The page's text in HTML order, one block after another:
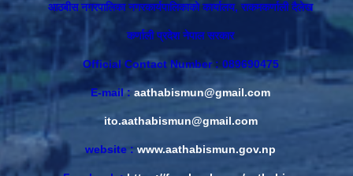
आठबीस नगरपालिका नगरकार्यपालिकाकाे कार्यालय, राकमकर्णाली दैलेख
कर्णाली प्रदेश नेपाल सरकार
Official Contact Number : 089690475
E-mail : aathabismun@gmail.com
ito.aathabismun@gmail.com
website : www.aathabismun.gov.np